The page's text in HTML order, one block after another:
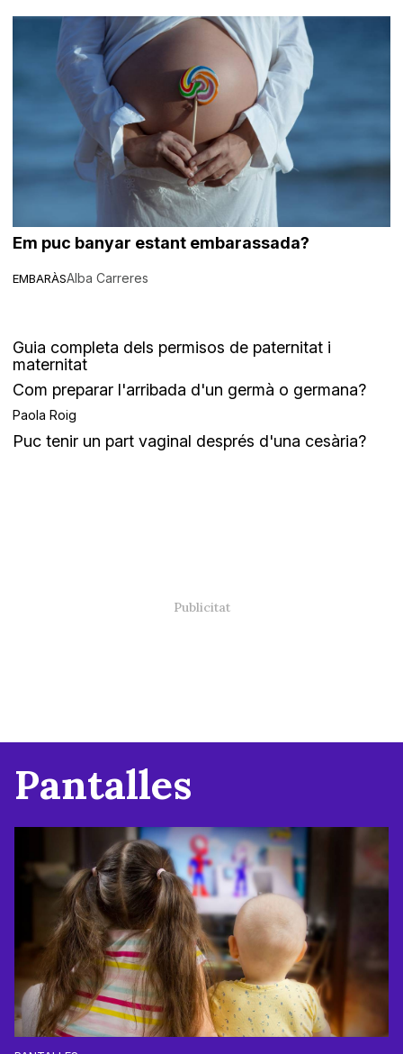
EMBARÀS
Em puc banyar estant embarassada?
Alba Carreres
Guia completa dels permisos de paternitat i
maternitat
Com preparar l'arribada d'un germà o germana?
Paola Roig
Puc tenir un part vaginal després d'una cesària?
Pantalles